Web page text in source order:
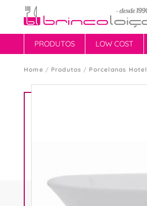
PRODUTOS LOW COST
Home Produtos Porcelanas Hotel